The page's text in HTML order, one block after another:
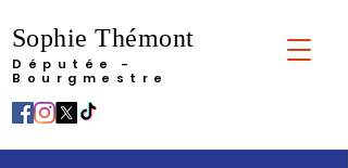
Sophie Thémont
Députée -
Bourgmestre